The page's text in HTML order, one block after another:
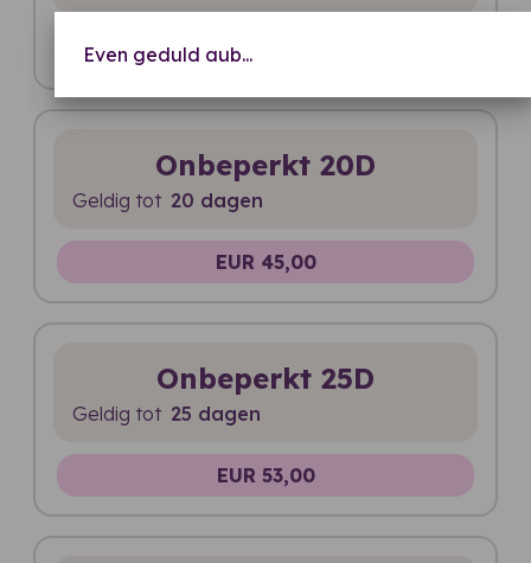
Even geduld aub...EUR 39,00
Onbeperkt 20D
Geldig tot 20 dagen
EUR 45,00
Onbeperkt 25D
Geldig tot 25 dagen
EUR 53,00